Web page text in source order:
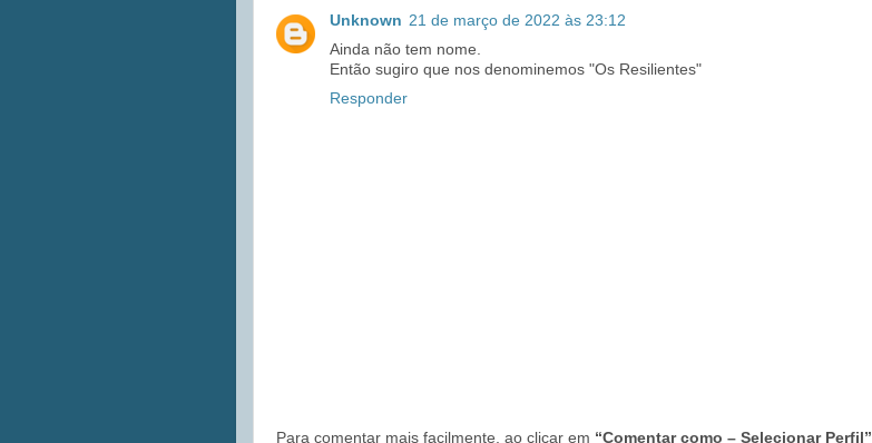
Unknown 21 de março de 2022 às 23:12
Ainda não tem nome.
Então sugiro que nos denominemos "Os Resilientes"
Responder
Para comentar mais facilmente, ao clicar em “Comentar como – Selecionar Perfil”